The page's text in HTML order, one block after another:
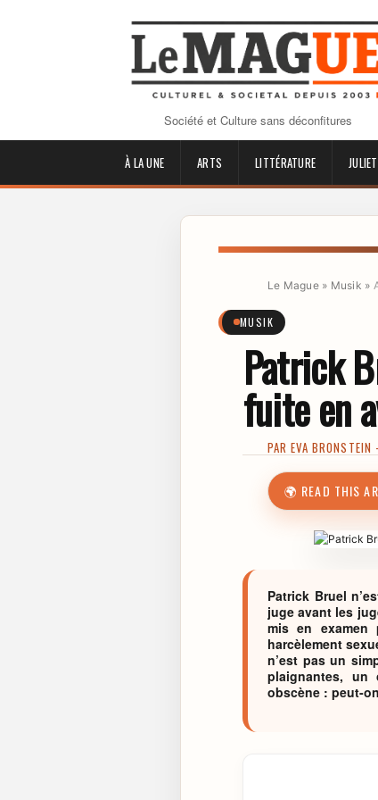
Société et Culture sans déconfitures
À LA UNE ARTS LITTÉRATURE
Le Mague» Musik »
MUSIK
Patrick
fuite en
PAREVA BRONSTEIN
🌍 READ THIS
Patrick Bruel
juge avant les
mis en
harcèlement
n’est pas un
plaignantes, un
obscène : peut-